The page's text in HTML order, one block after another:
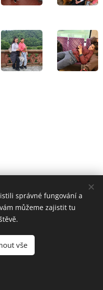
1/814,Havířov-Šumbark,
správné fungování a
můžeme zajistit tu
vše